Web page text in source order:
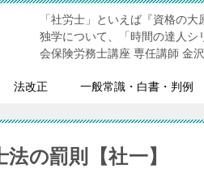
「社労士」といえば『資格の
独学について、「時間の達人シ
会保険労務士講座 専任講師 金
法改正 一般常識・白書・判例
の罰則【社一】